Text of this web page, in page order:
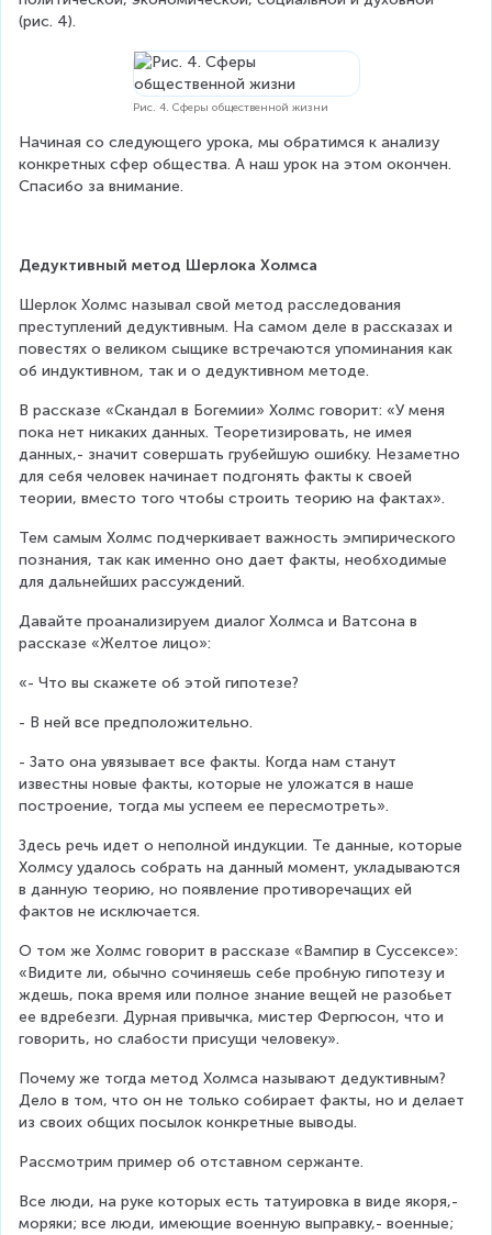
(рис. 4).
Рис. 4. Сферы общественной жизни
Начиная со следующего урока, мы обратимся к анализу
конкретных сфер общества. А наш урок на этом окончен.
Спасибо за внимание.
Дедуктивный метод Шерлока Холмса
Шерлок Холмс называл свой метод расследования
преступлений дедуктивным. На самом деле в рассказах и
повестях о великом сыщике встречаются упоминания как
об индуктивном, так и о дедуктивном методе.
В рассказе «Скандал в Богемии» Холмс говорит: «У меня
пока нет никаких данных. Теоретизировать, не имея
данных,- значит совершать грубейшую ошибку. Незаметно
для себя человек начинает подгонять факты к своей
теории, вместо того чтобы строить теорию на фактах».
Тем самым Холмс подчеркивает важность эмпирического
познания, так как именно оно дает факты, необходимые
для дальнейших рассуждений.
Давайте проанализируем диалог Холмса и Ватсона в
рассказе «Желтое лицо»:
«- Что вы скажете об этой гипотезе?
- В ней все предположительно.
- Зато она увязывает все факты. Когда нам станут
известны новые факты, которые не уложатся в наше
построение, тогда мы успеем ее пересмотреть».
Здесь речь идет о неполной индукции. Те данные, которые
Холмсу удалось собрать на данный момент, укладываются
в данную теорию, но появление противоречащих ей
фактов не исключается.
О том же Холмс говорит в рассказе «Вампир в Суссексе»:
«Видите ли, обычно сочиняешь себе пробную гипотезу и
ждешь, пока время или полное знание вещей не разобьет
ее вдребезги. Дурная привычка, мистер Фергюсон, что и
говорить, но слабости присущи человеку».
Почему же тогда метод Холмса называют дедуктивным?
Дело в том, что он не только собирает факты, но и делает
из своих общих посылок конкретные выводы.
Рассмотрим пример об отставном сержанте.
Все люди, на руке которых есть татуировка в виде якоря,-
моряки; все люди, имеющие военную выправку,- военные;